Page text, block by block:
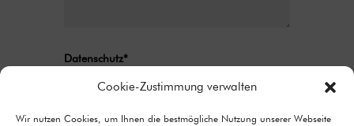
Cookie-Zustimmung verwalten
Wir nutzen Cookies, um Ihnen die bestmögliche Nutzung unserer Webseite
Datenschutz*
Ich stimme zu, dass meine Angaben aus
meiner Anfrage erhoben und verarbeitet